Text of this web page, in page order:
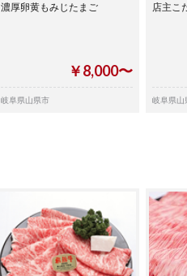
濃厚卵黄もみじたまご
￥8,000〜
岐阜県山県市
店主こ
岐阜県山